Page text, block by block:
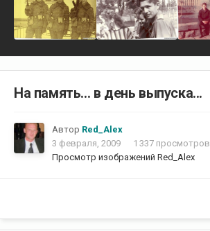
На память... в день выпуска...
Автор Red_Alex
3 февраля, 2009
1 337 просмотров
Просмотр изображений Red_Alex